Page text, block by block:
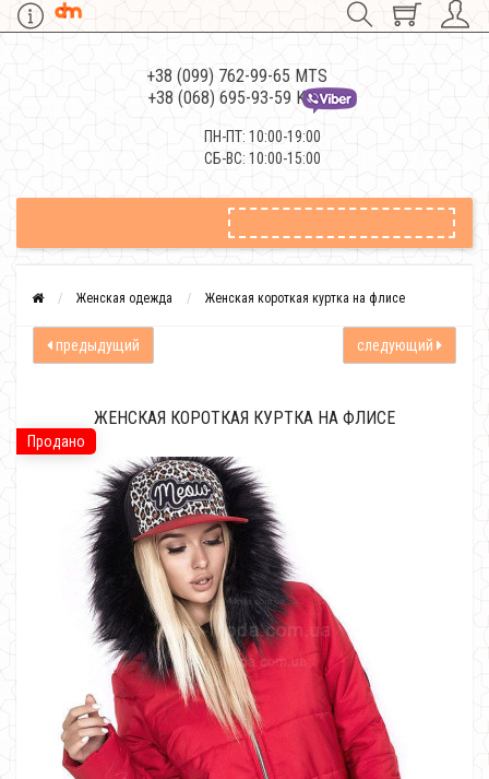
+38 (099) 762-99-65 MTS
+38 (068) 695-93-59 Kievstar
ПН-ПТ: 10:00-19:00
СБ-ВС: 10:00-15:00
Женская одежда Женская короткая куртка на флисе
предыдущий следующий
Продано
ЖЕНСКАЯ КОРОТКАЯ КУРТКА НА ФЛИСЕ